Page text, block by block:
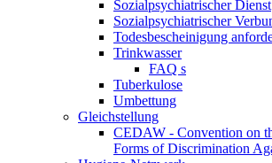
Sozialpsychiatrischer Dienst
Sozialpsychiatrischer
Todesbescheinigung
Trinkwasser
FAQ s
Tuberkulose
Umbettung
Gleichstellung
CEDAW - Convention on
Forms of Discrimination